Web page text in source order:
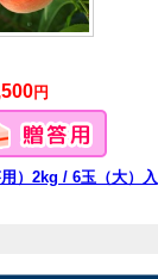
円
）2kg / 6玉（大）入